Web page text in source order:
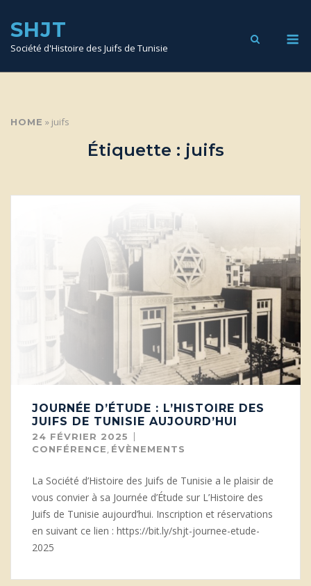
CONTENT
SHJT
Société d'Histoire des Juifs de Tunisie
HOME » juifs
Étiquette : juifs
JOURNÉE D’ÉTUDE : L’HISTOIRE DES
JUIFS DE TUNISIE AUJOURD’HUI
24 FÉVRIER 2025
CONFÉRENCE, ÉVÈNEMENTS
La Société d’Histoire des Juifs de Tunisie a le plaisir de
vous convier à sa Journée d’Étude sur L’Histoire des
Juifs de Tunisie aujourd’hui. Inscription et réservations
en suivant ce lien : https://bit.ly/shjt-journee-etude-
2025